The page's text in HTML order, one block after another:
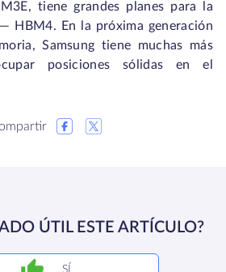
tiene grandes planes para la
HBM4. En la próxima generación
Samsung tiene muchas más
posiciones sólidas en el
ÚTIL ESTE ARTÍCULO?
SÍ